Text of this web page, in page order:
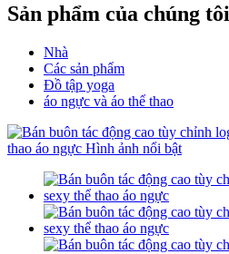
Sản phẩm của chúng tôi
Nhà
Các sản phẩm
Đồ tập yoga
áo ngực và áo thể thao